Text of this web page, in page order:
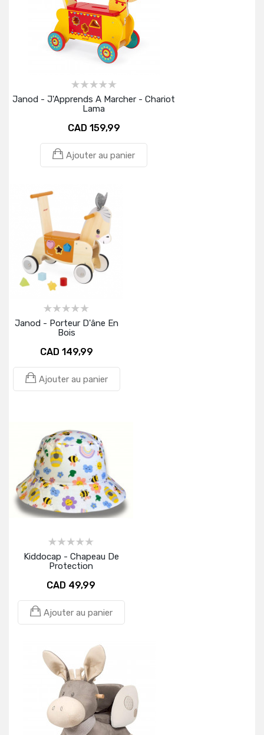
Janod - J'Apprends A Marcher - Chariot
Lama
CAD 159,99
Ajouter au panier
Janod - Porteur D'âne En
Bois
CAD 149,99
Ajouter au panier
Kiddocap - Chapeau De
Protection
CAD 49,99
Ajouter au panier